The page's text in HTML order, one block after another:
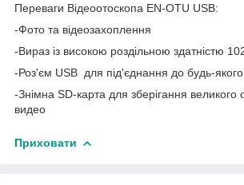
Переваги Відеоотоскопа EN-OTU USB:
-Фото та відеозахоплення
-Вираз із високою роздільною здатністю
-Роз'єм USB для під'єднання до будь-
-Знімна SD-карта для зберігання великого
видео
Приховати